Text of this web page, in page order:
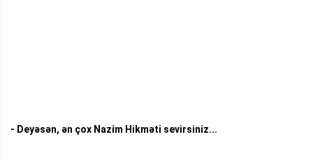
- Deyəsən, ən çox Nazim Hikməti sevirsiniz...